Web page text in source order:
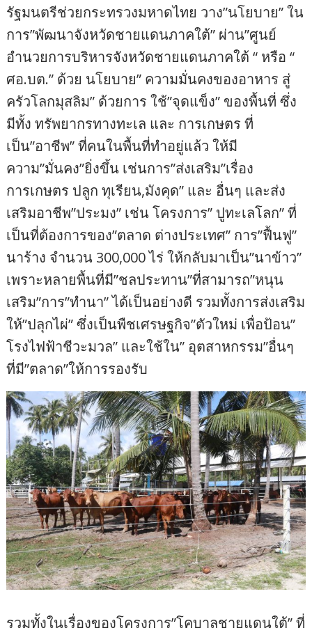
รัฐมนตรีช่วยกระทรวงมหาดไทย วาง”นโยบาย” ใน
การ”พัฒนาจังหวัดชายแดนภาคใต้” ผ่าน”ศูนย์
อำนวยการบริหารจังหวัดชายแดนภาคใต้ “ หรือ “
ศอ.บต.” ด้วย นโยบาย” ความมั่นคงของอาหาร สู่
ครัวโลกมุสลิม” ด้วยการ ใช้”จุดแข็ง” ของพื้นที่ ซึ่ง
มีทั้ง ทรัพยากรทางทะเล และ การเกษตร ที่
เป็น”อาชีพ” ที่คนในพื้นที่ทำอยู่แล้ว ให้มี
ความ”มั่นคง”ยิ่งขึ้น เช่นการ”ส่งเสริม”เรื่อง
การเกษตร ปลูก ทุเรียน,มังคุด” และ อื่นๆ และส่ง
เสริมอาชีพ”ประมง” เช่น โครงการ” ปูทะเลโลก” ที่
เป็นที่ต้องการของ”ตลาด ต่างประเทศ” การ”ฟื้นฟู”
นาร้าง จำนวน 300,000 ไร่ ให้กลับมาเป็น”นาข้าว”
เพราะหลายพื้นที่มี”ชลประทาน”ที่สามารถ”หนุน
เสริม”การ”ทำนา” ได้เป็นอย่างดี รวมทั้งการส่งเสริม
ให้”ปลุกไผ่” ซึ่งเป็นพืชเศรษฐกิจ”ตัวใหม่ เพื่อป้อน”
โรงไฟฟ้าชีวะมวล” และใช้ใน” อุตสาหกรรม”อื่นๆ
ที่มี”ตลาด”ให้การรองรับ
รวมทั้งในเรื่องของโครงการ”โคบาลชายแดนใต้” ที่